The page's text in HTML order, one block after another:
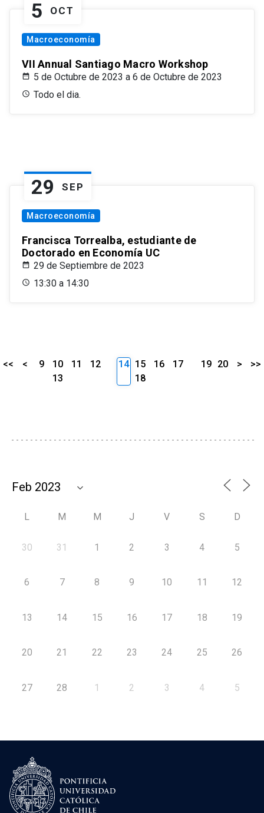
5 OCT
Macroeconomía
VII Annual Santiago Macro Workshop
5 de Octubre de 2023 a 6 de Octubre de 2023
Todo el dia.
29 SEP
Macroeconomía
Francisca Torrealba, estudiante de
Doctorado en Economía UC
29 de Septiembre de 2023
13:30 a 14:30
<< < 9 10 11
12
13
14 15 16
17
18
19 20 > >>
L M M J V S D
30 31 1 2 3 4 5
6 7 8 9 10 11 12
13 14 15 16 17 18 19
20 21 22 23 24 25 26
27 28 1 2 3 4 5